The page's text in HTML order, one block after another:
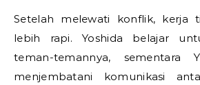
Setelah melewati konflik, kerja
lebih rapi. Yoshida belajar
teman-temannya, sementara
menjembatani komunikasi